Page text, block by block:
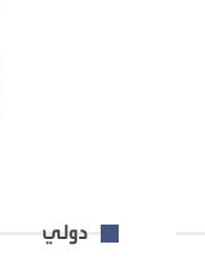
دولي